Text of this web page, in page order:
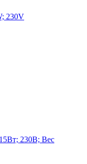
230V
230В; Вес